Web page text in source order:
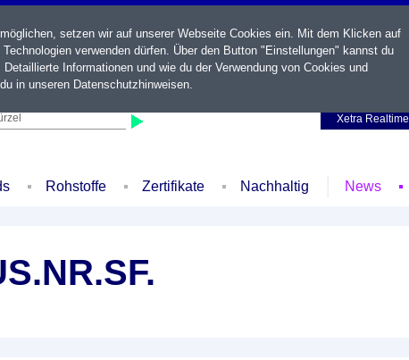
Xetra Realtime
Rohstoffe Zertifikate Nachhaltig News
setzen wir auf unserer Webseite Cookies ein. Mit dem Klicken auf
verwenden dürfen. Über den Button "Einstellungen" kannst du
Informationen und wie du der Verwendung von Cookies und
in unseren Datenschutzhinweisen.